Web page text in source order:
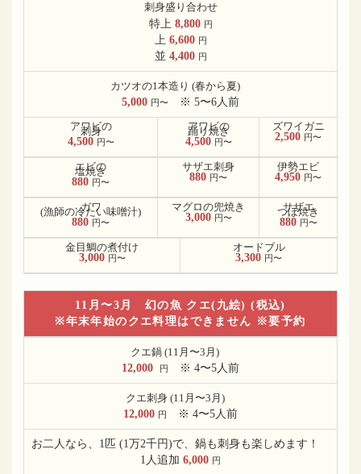
刺身盛り合わせ
特上 8,800 円
上 6,600 円
並 4,400 円
カツオの1本造り (春から夏)
5,000 円〜
※ 5〜6人前
アワビの
刺身
4,500 円〜
アワビの
踊り焼き
4,500 円〜
ズワイガニ
2,500 円〜
エビの
塩焼き
880 円〜
サザエ刺身
880 円〜
伊勢エビ
4,950 円〜
ガワ
(漁師の冷たい味噌汁)
880 円〜
マグロの兜焼き
3,000 円〜
サザエ
つぼ焼き
880 円〜
金目鯛の煮付け
3,000 円〜
オードブル
3,300 円〜
11月〜3月 幻の魚 クエ(九絵) (税込)
※年末年始のクエ料理はできません ※要予約
クエ鍋 (11月〜3月)
12,000
円 ※ 4〜5人前
クエ刺身 (11月〜3月)
12,000 円 ※ 4〜5人前
お二人なら、1匹 (1万2千円)で、鍋も刺身も楽しめます！
1人追加 6,000 円